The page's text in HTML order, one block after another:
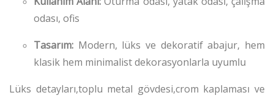
odası, ofis
Tasarım: Modern, lüks ve dekoratif abajur, hem
klasik hem minimalist dekorasyonlarla uyumlu
Lüks detayları,toplu metal gövdesi,crom kaplaması ve